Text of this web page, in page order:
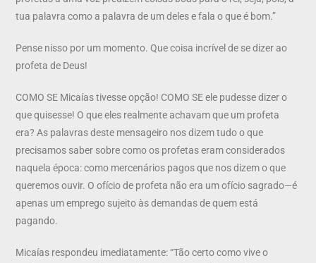
tua palavra como a palavra de um deles e fala o que é bom.”
Pense nisso por um momento. Que coisa incrível de se dizer ao
profeta de Deus!
COMO SE Micaías tivesse opção! COMO SE ele pudesse dizer o
que quisesse! O que eles realmente achavam que um profeta
era? As palavras deste mensageiro nos dizem tudo o que
precisamos saber sobre como os profetas eram considerados
naquela época: como mercenários pagos que nos dizem o que
queremos ouvir. O ofício de profeta não era um ofício sagrado—é
apenas um emprego sujeito às demandas de quem está
pagando.
Micaías respondeu imediatamente: “Tão certo como vive o